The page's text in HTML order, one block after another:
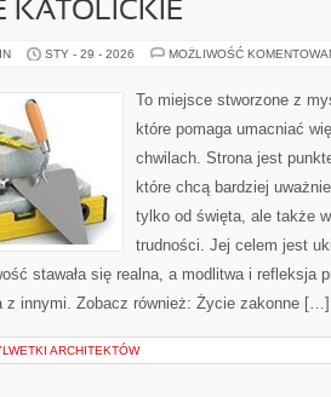
KATOLICKIE
STY - 29 - 2026 MOŻLIWOŚĆ
To miejsce stworzone z
które pomaga umacniać
chwilach. Strona jest
które chcą bardziej
tylko od święta, ale także
trudności. Jej celem jest
stawała się realna, a modlitwa i refleksja
z innymi. Zobacz również: Życie zakonne […]
ARCHITEKTÓW